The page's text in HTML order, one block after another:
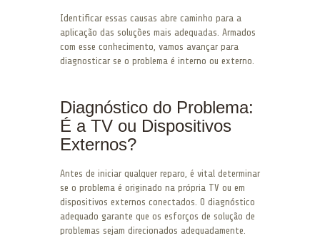
Identificar essas causas abre caminho para a
aplicação das soluções mais adequadas. Armados
com esse conhecimento, vamos avançar para
diagnosticar se o problema é interno ou externo.
Diagnóstico do Problema:
É a TV ou Dispositivos
Externos?
Antes de iniciar qualquer reparo, é vital determinar
se o problema é originado na própria TV ou em
dispositivos externos conectados. O diagnóstico
adequado garante que os esforços de solução de
problemas sejam direcionados adequadamente.